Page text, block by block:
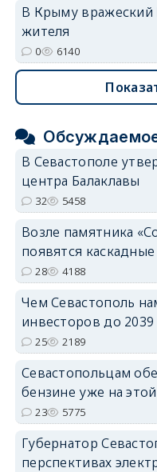
В Крыму
жителя
0 6140
В Севастополе
центра Балаклавы
32 5458
Возле памятника
появятся
28 4188
Чем Севастополь
инвесторов до 2039
25 2189
Севастопольцам
бензине уже на
23 5775
Губернатор
перспективах